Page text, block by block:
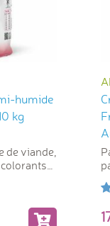
humide
kg
de viande,